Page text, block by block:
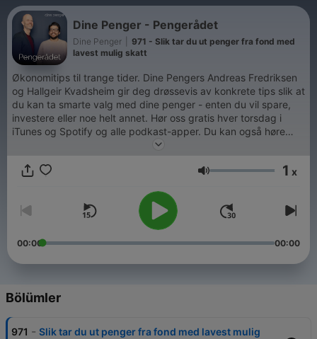
Dine Penger - Pengerådet
Dine Penger
971 - Slik tar du ut penger fra fond med
lavest mulig skatt
Økonomitips til trange tider. Dine Pengers Andreas Fredriksen
og Hallgeir Kvadsheim gir deg drøssevis av konkrete tips slik at
du kan ta smarte valg med dine penger - enten du vil spare,
investere eller noe helt annet. Hør oss gratis hver torsdag i
iTunes og Spotify og alle podkast-apper. Du kan også høre
spørsmål-svar-episoder, eksklusive for abonnenter av PodMe i
vg.no/podkast/vgtv/program/100412 Ansvarlig redaktør Gard
heleid profilbyrå i VGTV AS. VGs redaksjonelle vurderinger
gjøres uavhengig av dette. Redaksjonen står fritt. Oversikt
over bindinger for profiler som gjør oppdrag for VG ligger her:
https://www.vg.no/informasjon/redaksjonelle-bindinger
Ses 1 x
00:00 00:00
Bölümler
971 - Slik tar du ut penger fra fond med lavest mulig